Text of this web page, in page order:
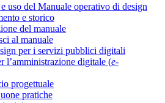
uso del Manuale operativo di design
e storico
del manuale
al manuale
per i servizi pubblici digitali
l’amministrazione digitale (e-
progettuale
pratiche